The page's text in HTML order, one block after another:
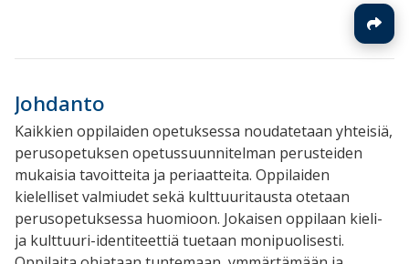
Johdanto
Kaikkien oppilaiden opetuksessa noudatetaan yhteisiä,
perusopetuksen opetussuunnitelman perusteiden
mukaisia tavoitteita ja periaatteita. Oppilaiden
kielelliset valmiudet sekä kulttuuritausta otetaan
perusopetuksessa huomioon. Jokaisen oppilaan kieli-
ja kulttuuri-identiteettiä tuetaan monipuolisesti.